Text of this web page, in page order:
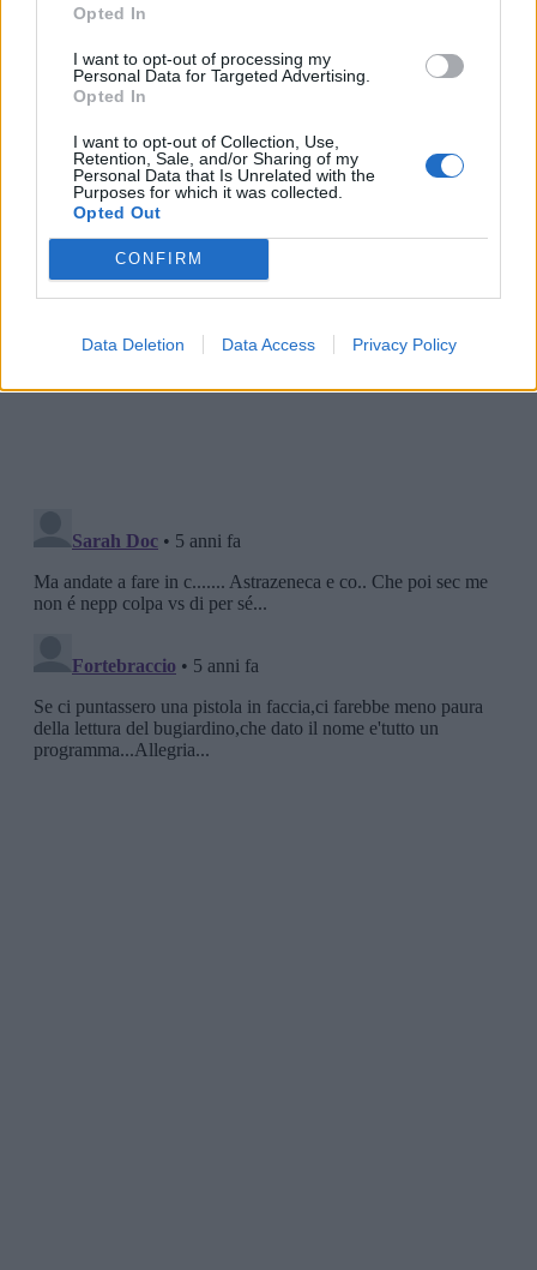
Opted In
I want to opt-out of processing my
Personal Data for Targeted Advertising.
Opted In
I want to opt-out of Collection, Use,
Retention, Sale, and/or Sharing of my
Personal Data that Is Unrelated with the
Purposes for which it was collected.
Opted Out
CONFIRM
Data Deletion Data Access Privacy Policy